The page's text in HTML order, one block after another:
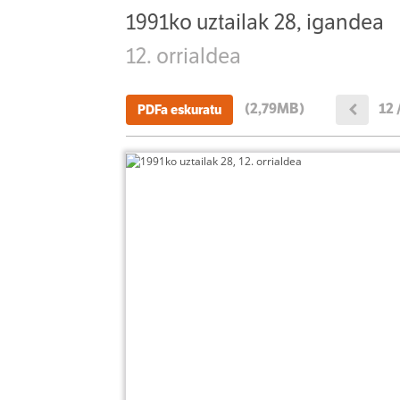
1991ko uztailak 28, igandea
12. orrialdea
PDFa eskuratu (2,79MB) 12